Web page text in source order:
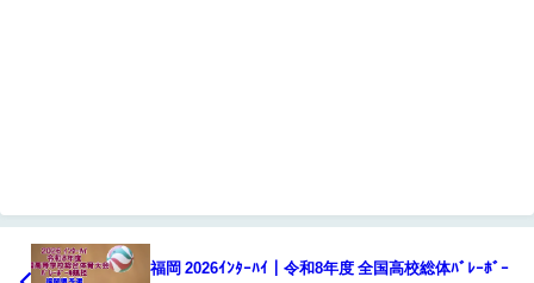
福岡 2026ｲﾝﾀｰﾊｲ｜令和8年度 全国高校総体ﾊﾞﾚｰﾎﾞｰ